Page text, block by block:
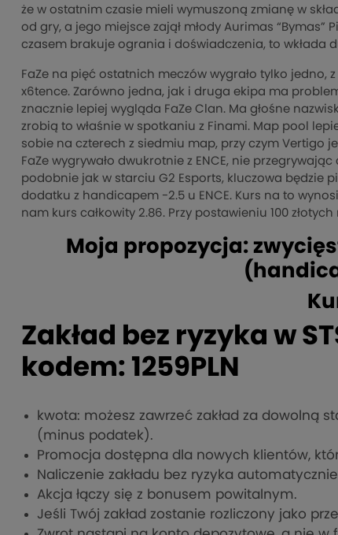
że w ostatnim czasie mieli wymuszoną zmianę w
od gry, a jego miejsce zajął młody Aurimas
czasem brakuje ogrania i doświadczenia, to wkłada
FaZe na pięć ostatnich meczów wygrało tylko jedno,
x6tence. Zarówno jedna, jak i druga ekipa ma
znacznie lepiej wygląda FaZe Clan. Ma głośne
zrobią to właśnie w spotkaniu z Finami. Map pool
sobie na czterech z siedmiu map, przy czym Vertigo
FaZe wygrywało dwukrotnie z ENCE, nie
podobnie jak w starciu G2 Esports, kluczowa będzie
dodatku z handicapem -2.5 u ENCE. Kurs na to
nam kurs całkowity 2.86. Przy postawieniu 100
Moja propozycja:
Zakład bez ryzyka w
kodem: 1259PLN
kwota: możesz zawrzeć zakład za dowolną
(minus podatek).
Promocja dostępna dla nowych klientów,
Naliczenie zakładu bez ryzyka
Akcja łączy się z bonusem powitalnym.
Jeśli Twój zakład zostanie rozliczony jako